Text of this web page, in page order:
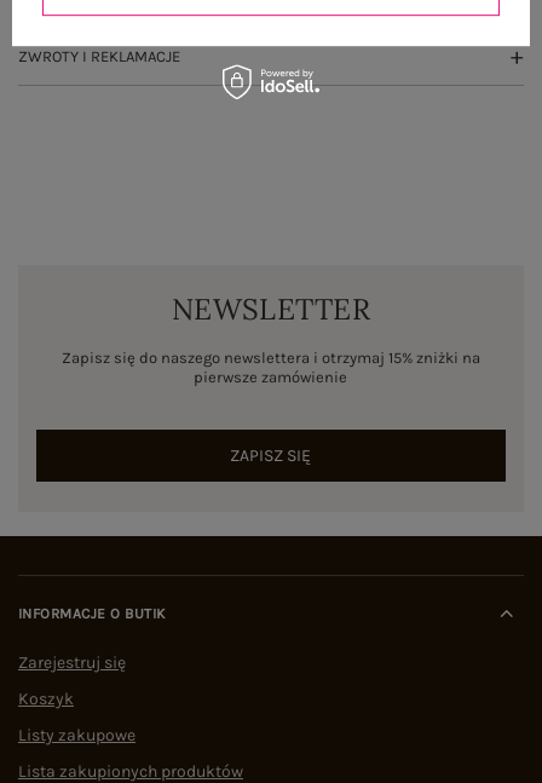
ZWROTY I REKLAMACJE
NEWSLETTER
Zapisz się do naszego newslettera i otrzymaj 15% zniżki na
pierwsze zamówienie
ZAPISZ SIĘ
INFORMACJE O BUTIK
Zarejestruj się
Koszyk
Listy zakupowe
Lista zakupionych produktów